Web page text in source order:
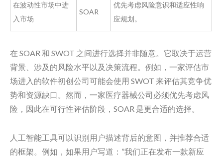
在波动性市场中进
入市场
SOAR
优先考虑风险意识和适应性响
应规划。
在 SOAR 和 SWOT 之间进行选择并非随意。它取决于运营
背景、涉及的风险水平以及决策流程。例如，一家评估市
场进入的软件初创公司可能会使用 SWOT 来评估其竞争优
势和资源缺口。然而，一家医疗器械公司必须优先考虑风
险，因此在可行性评估阶段，SOAR 是更合适的选择。
人工智能工具可以识别用户描述背后的意图，并推荐合适
的框架。例如，如果用户写道：”我们正在发布一款新应